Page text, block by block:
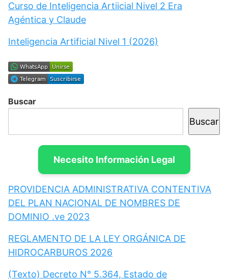
Curso de Inteligencia Artiicial Nivel 2 Era
Agéntica y Claude
Inteligencia Artificial Nivel 1 (2026)
Buscar
Buscar
Necesito Información Legal
PROVIDENCIA ADMINISTRATIVA CONTENTIVA
DEL PLAN NACIONAL DE NOMBRES DE
DOMINIO .ve 2023
REGLAMENTO DE LA LEY ORGÁNICA DE
HIDROCARBUROS 2026
(Texto) Decreto N° 5.364, Estado de